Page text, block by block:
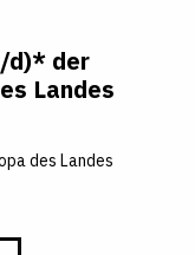
d)* der
Landes
des Landes